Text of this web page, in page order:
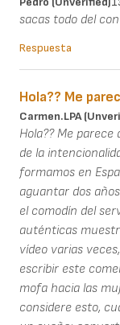
sacas todo del
Respuesta
Hola?? Me
Carmen.LPA
Hola?? Me
de la
formamos en
aguantar dos
el comodín del
auténticas
vídeo varias
escribir este
mofa hacia las
considere esto,